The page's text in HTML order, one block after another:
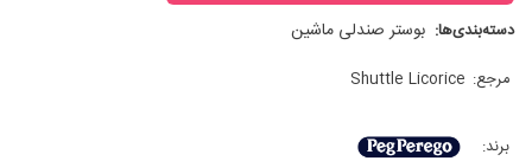
دسته‌بندی‌ها: بوستر صندلی ماشین
مرجع: Shuttle Licorice
برند: